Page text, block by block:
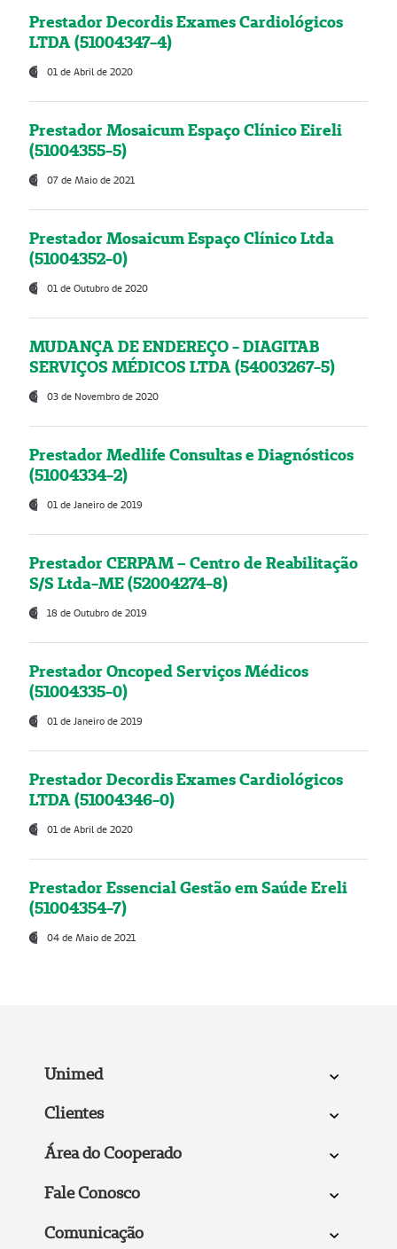
Prestador Decordis Exames Cardiológicos
LTDA (51004347-4)
01 de Abril de 2020
Prestador Mosaicum Espaço Clínico Eireli
(51004355-5)
07 de Maio de 2021
Prestador Mosaicum Espaço Clínico Ltda
(51004352-0)
01 de Outubro de 2020
MUDANÇA DE ENDEREÇO - DIAGITAB
SERVIÇOS MÉDICOS LTDA (54003267-5)
03 de Novembro de 2020
Prestador Medlife Consultas e Diagnósticos
(51004334-2)
01 de Janeiro de 2019
Prestador CERPAM – Centro de Reabilitação
S/S Ltda-ME (52004274-8)
18 de Outubro de 2019
Prestador Oncoped Serviços Médicos
(51004335-0)
01 de Janeiro de 2019
Prestador Decordis Exames Cardiológicos
LTDA (51004346-0)
01 de Abril de 2020
Prestador Essencial Gestão em Saúde Ereli
(51004354-7)
04 de Maio de 2021
Unimed
Clientes
Área do Cooperado
Fale Conosco
Comunicação